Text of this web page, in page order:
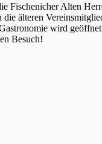
Fischenicher Alten
die älteren
wird
Besuch!